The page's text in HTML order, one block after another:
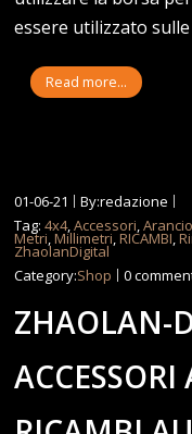
essere utilizzato
Read more...
01-06-21
By:redazione
Tag:4x4,Accessori ,
Metri ,Millimetri ,RICAMBI ,
ZhaolanDigital
Category:Shop 0
ZHAOLAN-